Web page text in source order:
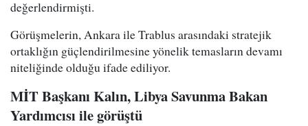
değerlendirmişti.
Görüşmelerin, Ankara ile Trablus arasındaki stratejik
ortaklığın güçlendirilmesine yönelik temasların devamı
niteliğinde olduğu ifade ediliyor.
MİT Başkanı Kalın, Libya Savunma Bakan
Yardımcısı ile görüştü